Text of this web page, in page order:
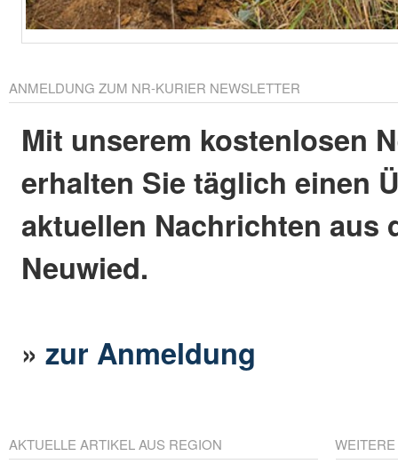
ANMELDUNG ZUM NR-KURIER NEWSLETTER
Mit unserem kostenlosen
erhalten Sie täglich einen
aktuellen Nachrichten aus
Neuwied.
»zur Anmeldung
AKTUELLE ARTIKEL AUS REGION